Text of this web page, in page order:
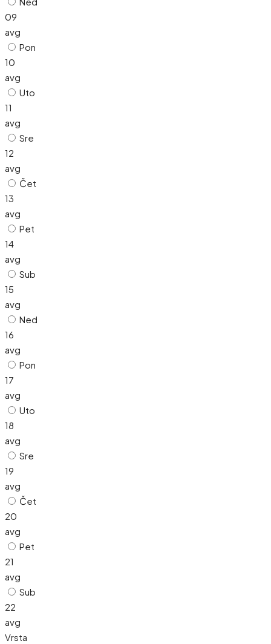
09
avg
Pon
10
avg
Uto
11
avg
Sre
12
avg
Čet
13
avg
Pet
14
avg
Sub
15
avg
Ned
16
avg
Pon
17
avg
Uto
18
avg
Sre
19
avg
Čet
20
avg
Pet
21
avg
Sub
22
avg
Vrsta